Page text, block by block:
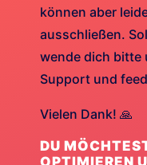
können aber
ausschließen.
wende dich bitte
Support und
Vielen Dank! 🙏
DU